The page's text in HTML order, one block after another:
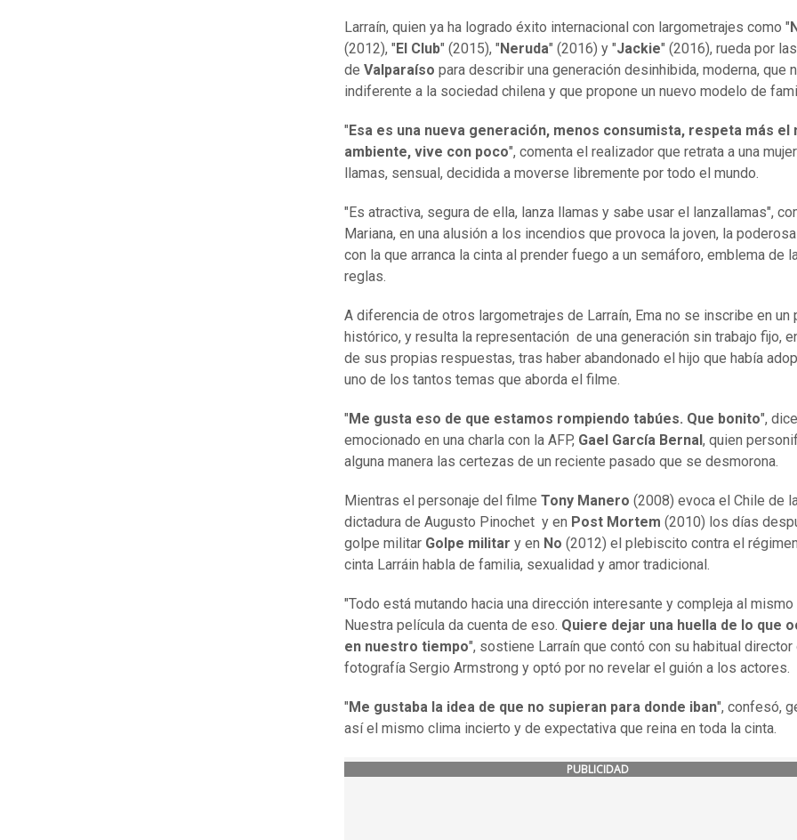
Larraín, quien ya ha logrado éxito internacional con largometrajes como "
(2012), " El Club" (2015), " Neruda" (2016) y "Jackie" (2016), rueda por
de Valparaíso para describir una generación desinhibida, moderna, que
indiferente a la sociedad chilena y que propone un nuevo modelo de
" Esa es una nueva generación, menos consumista, respeta más el
ambiente, vive con poco", comenta el realizador que retrata a una
llamas, sensual, decidida a moverse libremente por todo el mundo.
"Es atractiva, segura de ella, lanza llamas y sabe usar el lanzallamas",
Mariana, en una alusión a los incendios que provoca la joven, la
con la que arranca la cinta al prender fuego a un semáforo, emblema de
reglas.
A diferencia de otros largometrajes de Larraín, Ema no se inscribe en un
histórico, y resulta la representación de una generación sin trabajo fijo,
de sus propias respuestas, tras haber abandonado el hijo que había
uno de los tantos temas que aborda el filme.
" Me gusta eso de que estamos rompiendo tabúes. Que bonito", dice
emocionado en una charla con la AFP, Gael García Bernal , quien
alguna manera las certezas de un reciente pasado que se desmorona.
Mientras el personaje del filme Tony Manero (2008) evoca el Chile de
dictadura de Augusto Pinochet y en Post Mortem (2010) los días
golpe militar Golpe militar y en No (2012) el plebiscito contra el
cinta Larráin habla de familia, sexualidad y amor tradicional.
"Todo está mutando hacia una dirección interesante y compleja al
Nuestra película da cuenta de eso. Quiere dejar una huella de lo que
en nuestro tiempo", sostiene Larraín que contó con su habitual director
fotografía Sergio Armstrong y optó por no revelar el guión a los actores.
" Me gustaba la idea de que no supieran para donde iban", confesó,
así el mismo clima incierto y de expectativa que reina en toda la cinta.
PUBLICIDAD